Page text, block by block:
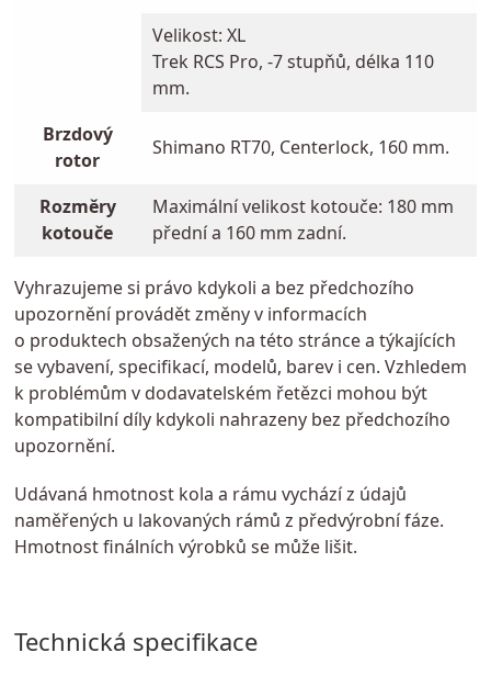
Velikost: XL
Trek RCS Pro, -7 stupňů, délka 110
mm.
Brzdový
rotor
Shimano RT70, Centerlock, 160 mm.
Rozměry
kotouče
Maximální velikost kotouče: 180 mm
přední a 160 mm zadní.
Vyhrazujeme si právo kdykoli a bez předchozího
upozornění provádět změny v informacích
o produktech obsažených na této stránce a týkajících
se vybavení, specifikací, modelů, barev i cen. Vzhledem
k problémům v dodavatelském řetězci mohou být
kompatibilní díly kdykoli nahrazeny bez předchozího
upozornění.
Udávaná hmotnost kola a rámu vychází z údajů
naměřených u lakovaných rámů z předvýrobní fáze.
Hmotnost finálních výrobků se může lišit.
Technická specifikace